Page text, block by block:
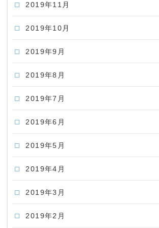
2019年11月
2019年10月
2019年9月
2019年8月
2019年7月
2019年6月
2019年5月
2019年4月
2019年3月
2019年2月